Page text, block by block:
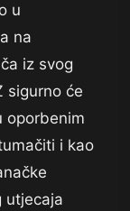
u
na
iz svog
sigurno će
oporbenim
i kao
utjecaja